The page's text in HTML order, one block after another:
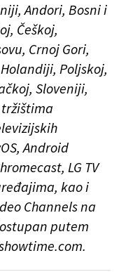
Andori, Bosni i
Češkoj,
Crnoj Gori,
Poljskoj,
Sloveniji,
Android
LG TV
kao i
Channels na
putem